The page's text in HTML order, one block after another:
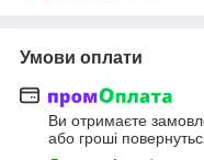
Умови оплати
Ви отримаєте
або гроші